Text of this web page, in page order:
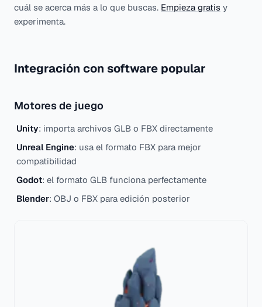
cuál se acerca más a lo que buscas. Empieza gratis y
experimenta.
Integración con software popular
Motores de juego
Unity: importa archivos GLB o FBX directamente
Unreal Engine: usa el formato FBX para mejor
compatibilidad
Godot: el formato GLB funciona perfectamente
Blender: OBJ o FBX para edición posterior